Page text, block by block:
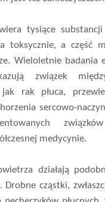
tysiące
toksycznie, a część
Wieloletnie badania
związek
rak płuca,
sercowo-
medycynie.
działają
cząstki,